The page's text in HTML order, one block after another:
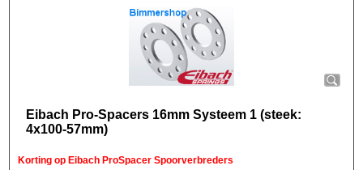
Eibach Pro-Spacers 16mm Systeem 1 (steek:
4x100-57mm)
Korting op Eibach ProSpacer Spoorverbreders